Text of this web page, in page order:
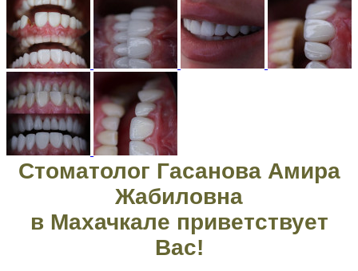
Стоматолог Гасанова Амира
Жабиловна
в Махачкале приветствует
Вас!